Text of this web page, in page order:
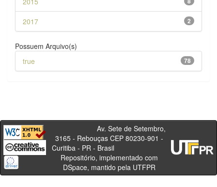
2
2017
Possuem Arquivo(s)
78
true
Av. Sete de Setembro,
3165 - Rebouças CEP 80230-901 -
Curitiba - PR - Brasil
Repositório, implementado com
DSpace, mantido pela UTFPR